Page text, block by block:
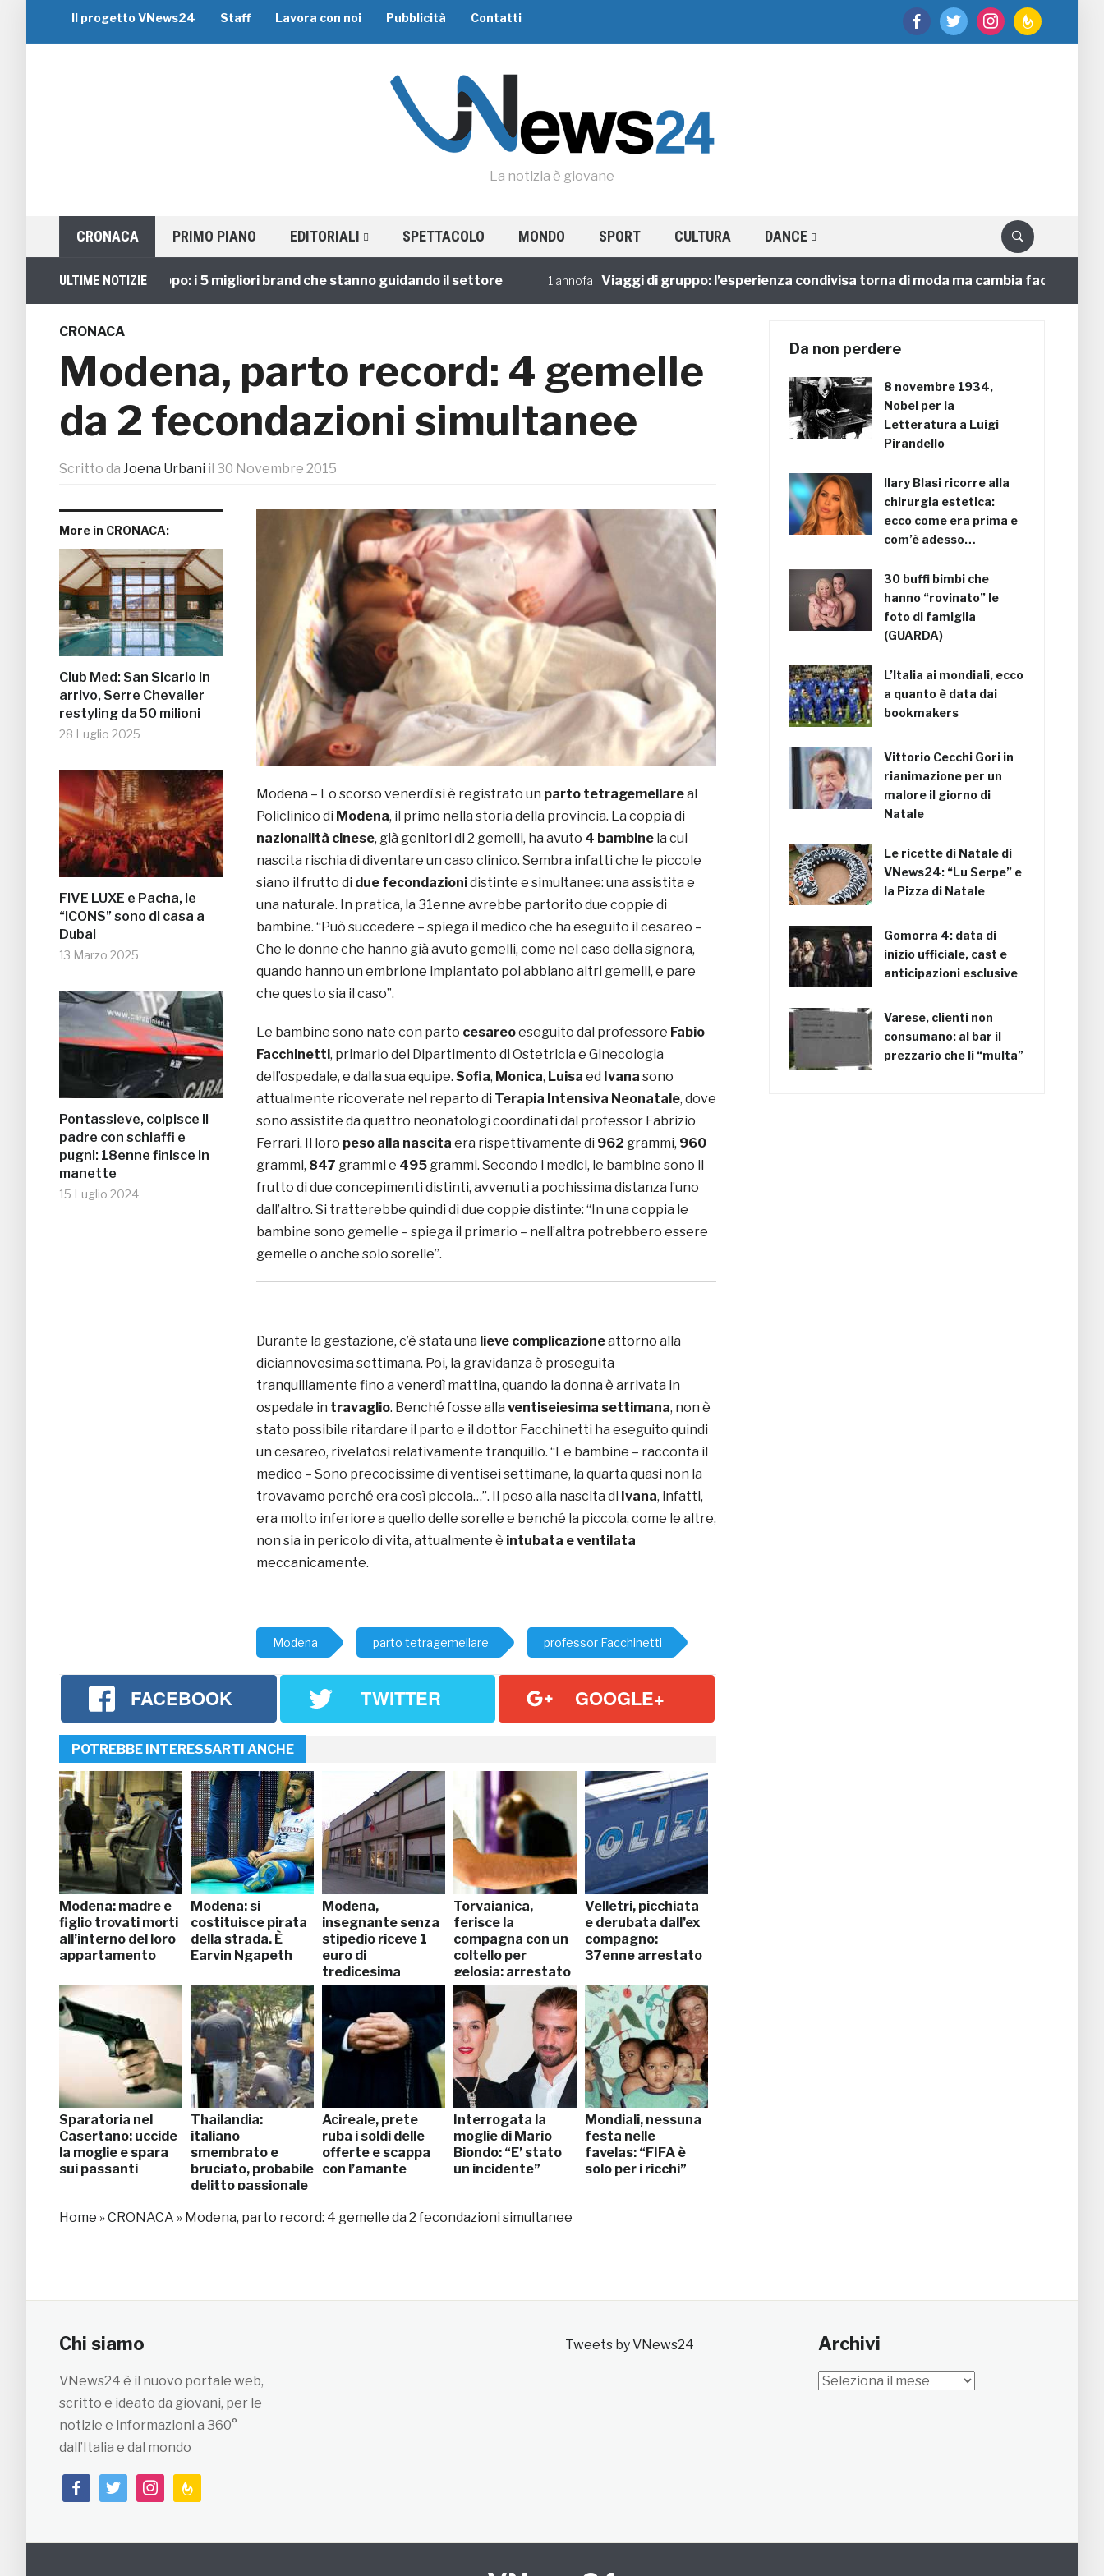
facebooktwitter instagramfeedburner
Il progetto VNews24 Staff Lavora con noi Pubblicità Contatti
La notizia è giovane
CRONACA PRIMO PIANO EDITORIALI SPETTACOLO MONDO SPORT CULTURA DANCE
ULTIME NOTIZIE
Viaggi di Gruppo: i 5 migliori brand che stanno guidando il settore 1 annofa Viaggi di gruppo: l’esperienza condivisa torna di moda ma cambia faccia
CRONACA
Modena, parto record: 4 gemelle
da 2 fecondazioni simultanee
Scritto da Joena Urbani il 30 Novembre 2015
More in CRONACA:
Club Med: San Sicario in
arrivo, Serre Chevalier
restyling da 50 milioni
28 Luglio 2025
FIVE LUXE e Pacha, le
“ICONS” sono di casa a
Dubai
13 Marzo 2025
Pontassieve, colpisce il
padre con schiaffi e
pugni: 18enne finisce in
manette
15 Luglio 2024
Modena – Lo scorso venerdì si è registrato un parto tetragemellareal
Policlinico di Modena, il primo nella storia della provincia. La coppia di
nazionalità cinese, già genitori di 2 gemelli, ha avuto 4 bambine la cui
nascita rischia di diventare un caso clinico. Sembra infatti che le piccole
siano il frutto di due fecondazionidistinte e simultanee: una assistita e
una naturale. In pratica, la 31enne avrebbe partorito due coppie di
bambine. “Può succedere – spiega il medico che ha eseguito il cesareo –
Che le donne che hanno già avuto gemelli, come nel caso della signora,
quando hanno un embrione impiantato poi abbiano altri gemelli, e pare
che questo sia il caso”.
Le bambine sono nate con parto cesareoeseguito dal professore Fabio
Facchinetti, primario del Dipartimento di Ostetricia e Ginecologia
dell’ospedale, e dalla sua equipe. Sofia, Monica, Luisa ed Ivana sono
attualmente ricoverate nel reparto di Terapia Intensiva Neonatale, dove
sono assistite da quattro neonatologi coordinati dal professor Fabrizio
Ferrari. Il loro peso alla nascita era rispettivamente di 962 grammi, 960
grammi, 847 grammi e 495 grammi. Secondo i medici, le bambine sono il
frutto di due concepimenti distinti, avvenuti a pochissima distanza l’uno
dall’altro. Si tratterebbe quindi di due coppie distinte: “In una coppia le
bambine sono gemelle – spiega il primario – nell’altra potrebbero essere
gemelle o anche solo sorelle”.
Durante la gestazione, c’è stata una lieve complicazioneattorno alla
diciannovesima settimana. Poi, la gravidanza è proseguita
tranquillamente fino a venerdì mattina, quando la donna è arrivata in
ospedale in travaglio. Benché fosse alla ventiseiesima settimana, non è
stato possibile ritardare il parto e il dottor Facchinetti ha eseguito quindi
un cesareo, rivelatosi relativamente tranquillo. “Le bambine – racconta il
medico – Sono precocissime di ventisei settimane, la quarta quasi non la
trovavamo perché era così piccola…”. Il peso alla nascita di Ivana, infatti,
era molto inferiore a quello delle sorelle e benché la piccola, come le altre,
non sia in pericolo di vita, attualmente è intubata e ventilata
meccanicamente.
Modena parto tetragemellare professor Facchinetti
FACEBOOK TWITTER GOOGLE+
POTREBBE INTERESSARTI ANCHE
Modena: madre e
figlio trovati morti
all’interno del loro
appartamento
Modena: si
costituisce pirata
della strada. È
Earvin Ngapeth
Modena,
insegnante senza
stipedio riceve 1
euro di
tredicesima
Torvaianica,
ferisce la
compagna con un
coltello per
gelosia: arrestato
Velletri, picchiata
e derubata dall’ex
compagno:
37enne arrestato
Sparatoria nel
Casertano: uccide
la moglie e spara
sui passanti
Thailandia:
italiano
smembrato e
bruciato, probabile
delitto passionale
Acireale, prete
ruba i soldi delle
offerte e scappa
con l’amante
Interrogata la
moglie di Mario
Biondo: “E’ stato
un incidente”
Mondiali, nessuna
festa nelle
favelas: “FIFA è
solo per i ricchi”
Home »CRONACA » Modena, parto record: 4 gemelle da 2 fecondazioni simultanee
Da non perdere
8 novembre 1934,
Nobel per la
Letteratura a Luigi
Pirandello
Ilary Blasi ricorre alla
chirurgia estetica:
ecco come era prima e
com’è adesso…
30 buffi bimbi che
hanno “rovinato” le
foto di famiglia
(GUARDA)
L’Italia ai mondiali, ecco
a quanto è data dai
bookmakers
Vittorio Cecchi Gori in
rianimazione per un
malore il giorno di
Natale
Le ricette di Natale di
VNews24: “Lu Serpe” e
la Pizza di Natale
Gomorra 4: data di
inizio ufficiale, cast e
anticipazioni esclusive
Varese, clienti non
consumano: al bar il
prezzario che li “multa”
Chi siamo
VNews24 è il nuovo portale web,
scritto e ideato da giovani, per le
notizie e informazioni a 360°
dall’Italia e dal mondo
facebooktwitterinstagramfeedburner
Tweets by VNews24 Archivi
Archivi